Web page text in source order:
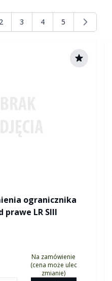
czytasz stronę
Strona
2 Strona
3 Strona
4 Strona
5
by Land rover
ogranicznika
prawe LR SIII
Na zamówienie
(cena może ulec
zmianie)